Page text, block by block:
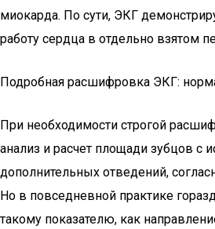
миокарда. По сути, ЭКГ
работу сердца в отдельно взятом
Подробная расшифровка ЭКГ:
При необходимости строгой
анализ и расчет площади зубцов с
дополнительных отведений,
Но в повседневной практике
такому показателю, как